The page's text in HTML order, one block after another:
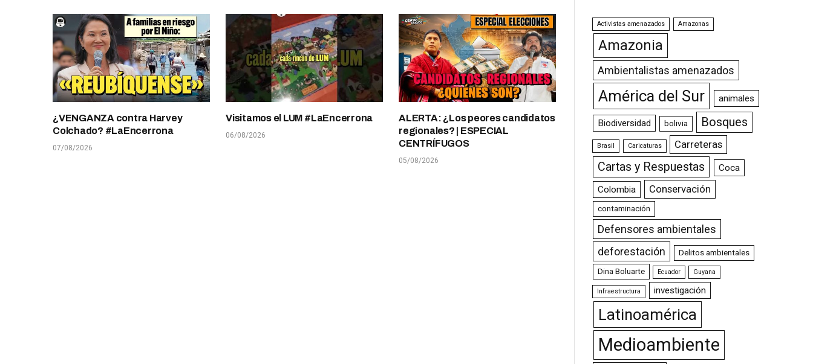
¿VENGANZA contra Harvey
Colchado? #LaEncerrona
07/08/2026
Visitamos el LUM #LaEncerrona
06/08/2026
ALERTA: ¿Los peores candidatos
regionales? | ESPECIAL
CENTRÍFUGOS
05/08/2026
Activistas amenazados Amazonas
Amazonia
Ambientalistas amenazados
América del Sur animales
Biodiversidad bolivia Bosques
Brasil Caricaturas Carreteras
Cartas y Respuestas
Coca
Colombia
Conservación
contaminación
Defensores ambientales
deforestación
Delitos ambientales
Dina Boluarte Ecuador Guyana
Infraestructura investigación
Latinoamérica
Medioambiente